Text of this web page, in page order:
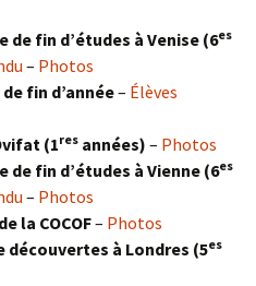
de fin d’études à Venise (6es
– Photos
fin d’année– Élèves
(1res années) – Photos
de fin d’études à Vienne (6es
– Photos
la COCOF– Photos
découvertes à Londres (5es